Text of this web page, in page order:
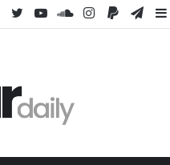
Paypal
Instagram
SoundCloud
YouTube
Twitter